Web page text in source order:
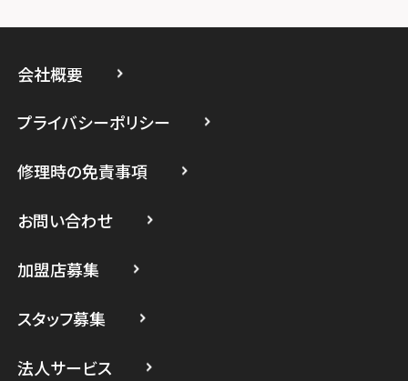
スマホスピタル たまプラーザ駅前
スマホスピタル 登戸・向ヶ丘遊園
スマホスピタル 武蔵小杉
スマホスピタル テルル上大岡
会社概要
プライバシーポリシー
修理時の免責事項
お問い合わせ
加盟店募集
スタッフ募集
法人サービス